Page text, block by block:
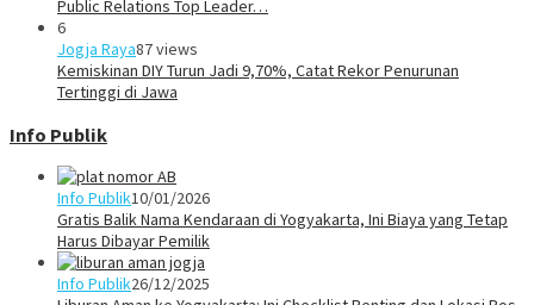
Public Relations Top Leader…
6
Jogja Raya87 views
Kemiskinan DIY Turun Jadi 9,70%, Catat Rekor Penurunan
Tertinggi di Jawa
Info Publik
Info Publik10/01/2026
Gratis Balik Nama Kendaraan di Yogyakarta, Ini Biaya yang Tetap
Harus Dibayar Pemilik
Info Publik26/12/2025